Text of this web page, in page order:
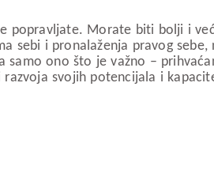
popravljate. Morate biti bolji i
i pronalaženja pravog
ono što je važno –
svojih potencijala i